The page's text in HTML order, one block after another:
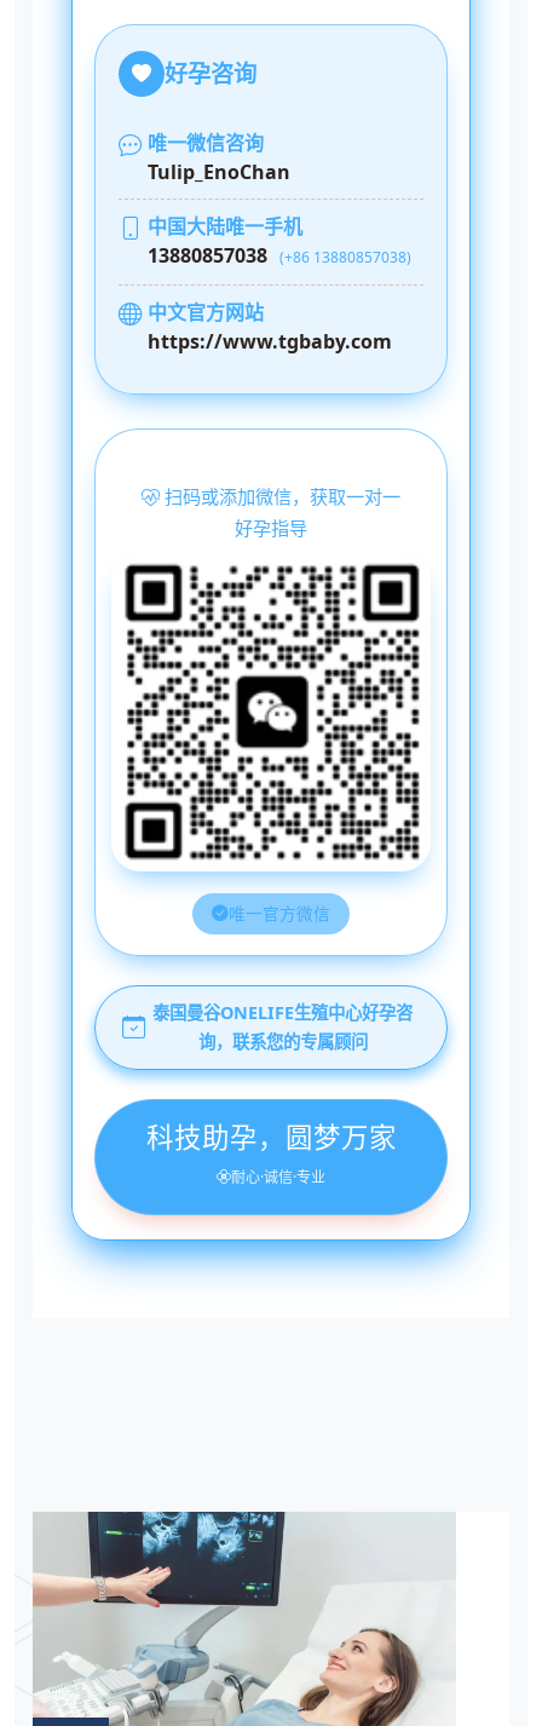
好孕咨询
唯一微信咨询
Tulip_EnoChan
中国大陆唯一手机
13880857038 (+86 13880857038)
中文官方网站
https://www.tgbaby.com
扫码或添加微信，获取一对一
好孕指导
唯一官方微信
泰国曼谷ONELIFE生殖中心好孕咨
询，联系您的专属顾问
科技助孕，圆梦万家
耐心·诚信·专业